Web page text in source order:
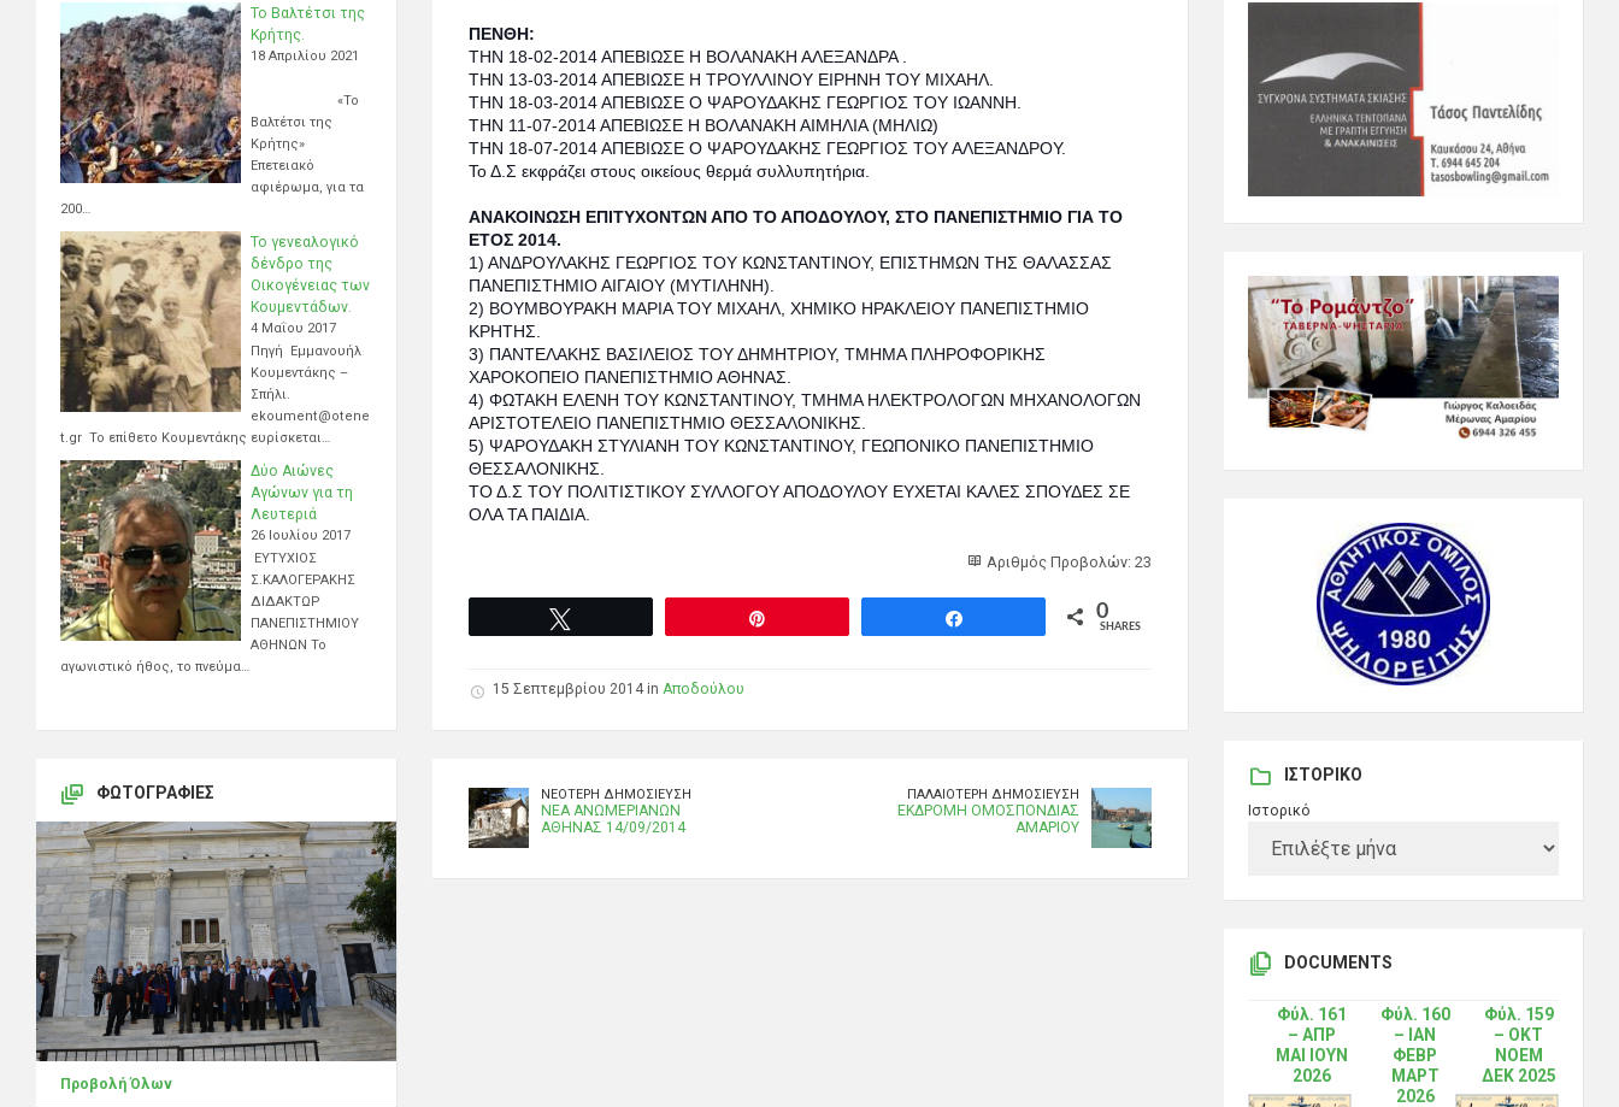
ΠΕΝΘΗ:
ΤΗΝ 18-02-2014 ΑΠΕΒΙΩΣΕ Η ΒΟΛΑΝΑΚΗ ΑΛΕΞΑΝΔΡΑ .
ΤΗΝ 13-03-2014 ΑΠΕΒΙΩΣΕ Η ΤΡΟΥΛΛΙΝΟΥ ΕΙΡΗΝΗ ΤΟΥ ΜΙΧΑΗΛ.
ΤΗΝ 18-03-2014 ΑΠΕΒΙΩΣΕ Ο ΨΑΡΟΥΔΑΚΗΣ ΓΕΩΡΓΙΟΣ ΤΟΥ ΙΩΑΝΝΗ.
ΤΗΝ 11-07-2014 ΑΠΕΒΙΩΣΕ Η ΒΟΛΑΝΑΚΗ ΑΙΜΗΛΙΑ (ΜΗΛΙΩ)
ΤΗΝ 18-07-2014 ΑΠΕΒΙΩΣΕ Ο ΨΑΡΟΥΔΑΚΗΣ ΓΕΩΡΓΙΟΣ ΤΟΥ ΑΛΕΞΑΝΔΡΟΥ.
Το Δ.Σ εκφράζει στους οικείους θερμά συλλυπητήρια.
ΑΝΑΚΟΙΝΩΣΗ ΕΠΙΤΥΧΟΝΤΩΝ ΑΠΟ ΤΟ ΑΠΟΔΟΥΛΟΥ, ΣΤΟ ΠΑΝΕΠΙΣΤΗΜΙΟ ΓΙΑ ΤΟ
ΕΤΟΣ 2014.
1) ΑΝΔΡΟΥΛΑΚΗΣ ΓΕΩΡΓΙΟΣ ΤΟΥ ΚΩΝΣΤΑΝΤΙΝΟΥ, ΕΠΙΣΤΗΜΩΝ ΤΗΣ ΘΑΛΑΣΣΑΣ
ΠΑΝΕΠΙΣΤΗΜΙΟ ΑΙΓΑΙΟΥ (ΜΥΤΙΛΗΝΗ).
2) ΒΟΥΜΒΟΥΡΑΚΗ ΜΑΡΙΑ ΤΟΥ ΜΙΧΑΗΛ, ΧΗΜΙΚΟ ΗΡΑΚΛΕΙΟΥ ΠΑΝΕΠΙΣΤΗΜΙΟ
ΚΡΗΤΗΣ.
3) ΠΑΝΤΕΛΑΚΗΣ ΒΑΣΙΛΕΙΟΣ ΤΟΥ ΔΗΜΗΤΡΙΟΥ, ΤΜΗΜΑ ΠΛΗΡΟΦΟΡΙΚΗΣ
ΧΑΡΟΚΟΠΕΙΟ ΠΑΝΕΠΙΣΤΗΜΙΟ ΑΘΗΝΑΣ.
4) ΦΩΤΑΚΗ ΕΛΕΝΗ ΤΟΥ ΚΩΝΣΤΑΝΤΙΝΟΥ, ΤΜΗΜΑ ΗΛΕΚΤΡΟΛΟΓΩΝ ΜΗΧΑΝΟΛΟΓΩΝ
ΑΡΙΣΤΟΤΕΛΕΙΟ ΠΑΝΕΠΙΣΤΗΜΙΟ ΘΕΣΣΑΛΟΝΙΚΗΣ.
5) ΨΑΡΟΥΔΑΚΗ ΣΤΥΛΙΑΝΗ ΤΟΥ ΚΩΝΣΤΑΝΤΙΝΟΥ, ΓΕΩΠΟΝΙΚΟ ΠΑΝΕΠΙΣΤΗΜΙΟ
ΘΕΣΣΑΛΟΝΙΚΗΣ.
ΤΟ Δ.Σ ΤΟΥ ΠΟΛΙΤΙΣΤΙΚΟΥ ΣΥΛΛΟΓΟΥ ΑΠΟΔΟΥΛΟΥ ΕΥΧΕΤΑΙ ΚΑΛΕΣ ΣΠΟΥΔΕΣ ΣΕ
ΟΛΑ ΤΑ ΠΑΙΔΙΑ.
Αριθμός Προβολών: 23
0
SHARES
15 Σεπτεμβρίου 2014 in Αποδούλου
ΝΕΌΤΕΡΗ ΔΗΜΟΣΊΕΥΣΗ
ΝΕΑ ΑΝΩΜΕΡΙΑΝΩΝ
ΑΘΗΝΑΣ 14/09/2014
ΠΑΛΑΙΌΤΕΡΗ ΔΗΜΟΣΊΕΥΣΗ
ΕΚΔΡΟΜΗ ΟΜΟΣΠΟΝΔΙΑΣ
ΑΜΑΡΙΟΥ
Το Βαλτέτσι της
Κρήτης.
18 Απριλίου 2021
«Το
Βαλτέτσι της
Κρήτης»
Επετειακό
αφιέρωμα, για τα
200…
Το γενεαλογικό
δένδρο της
Οικογένειας των
Κουμεντάδων.
4 Μαΐου 2017
Πηγή Εμμανουήλ
Κουμεντάκης –
Σπήλι.
ekoument@otene
t.gr Το επίθετο Κουμεντάκης ευρίσκεται…
Δύο Αιώνες
Αγώνων για τη
Λευτεριά
26 Ιουλίου 2017
ΕΥΤΥΧΙΟΣ
Σ.ΚΑΛΟΓΕΡΑΚΗΣ
ΔΙΔΑΚΤΩΡ
ΠΑΝΕΠΙΣΤΗΜΙΟΥ
ΑΘΗΝΩΝ Το
αγωνιστικό ήθος, το πνεύμα…
ΦΩΤΟΓΡΑΦΊΕΣ
Προβολή Όλων
ΙΣΤΟΡΙΚΌ
Ιστορικό
DOCUMENTS
Φύλ. 161
– ΑΠΡ
ΜΑΙ ΙΟΥΝ
2026
Φύλ. 160
– ΙΑΝ
ΦΕΒΡ
ΜΑΡΤ
2026
Φύλ. 159
– ΟΚΤ
ΝΟΕΜ
ΔΕΚ 2025